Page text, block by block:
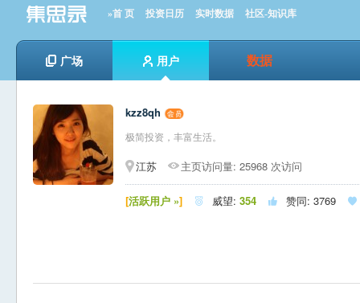
»首 页 投资日历 实时数据 社区-知识库
广场 用户 数据
kzz8qh
极简投资，丰富生活。
江苏 主页访问量: 25968 次访问
[活跃用户 »]  威望: 354  赞同: 3769 